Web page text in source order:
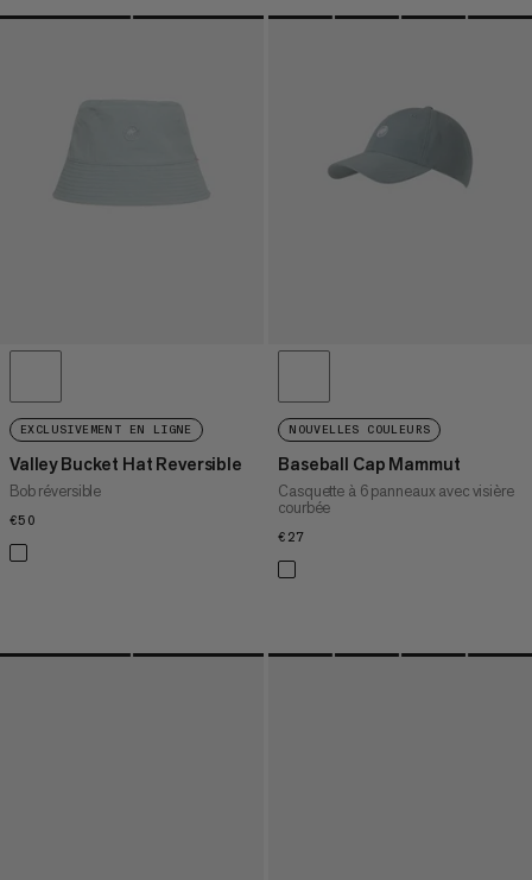
EXCLUSIVEMENT EN LIGNE
Valley Bucket Hat Reversible
Bob réversible
€50
NOUVELLES COULEURS
Baseball Cap Mammut
Casquette à 6 panneaux avec visière
courbée
€27